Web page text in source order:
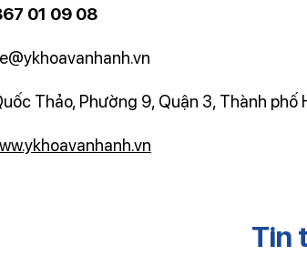
01 09 08
Thảo, Phường 9, Quận 3, Thành phố
Tin